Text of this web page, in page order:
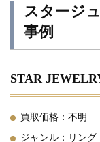
スタージ
事例
STAR
買取価格：不明
ジャンル：リング